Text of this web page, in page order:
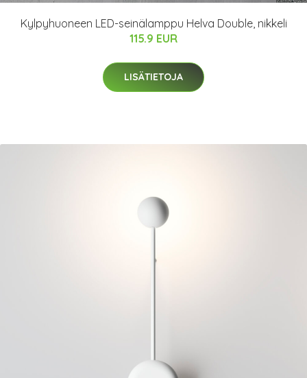
Kylpyhuoneen LED-seinälamppu Helva Double, nikkeli
115.9 EUR
LISÄTIETOJA